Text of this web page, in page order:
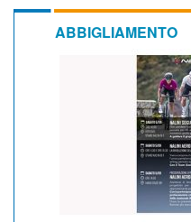
ABBIGLIAMENTO